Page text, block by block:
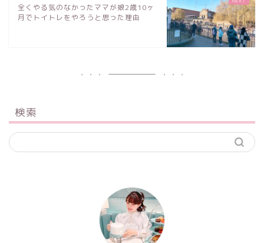
全くやる気のなかったママが娘2歳10ヶ
月でトイトレをやろうと思った理由
検索